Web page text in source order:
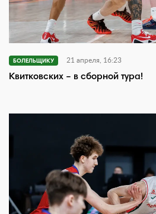
БОЛЕЛЬЩИКУ 21 апреля, 16:23
Квитковских – в сборной тура!